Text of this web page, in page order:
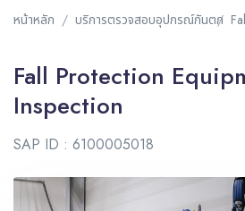
หน้าหลัก บริการตรวจสอบอุปกรณ์กันตก
Fall Protection
Inspection
SAP ID : 6100005018